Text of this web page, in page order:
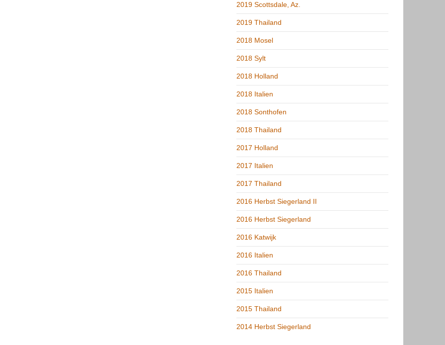
2019 Scottsdale, Az.
2019 Thailand
2018 Mosel
2018 Sylt
2018 Holland
2018 Italien
2018 Sonthofen
2018 Thailand
2017 Holland
2017 Italien
2017 Thailand
2016 Herbst Siegerland II
2016 Herbst Siegerland
2016 Katwijk
2016 Italien
2016 Thailand
2015 Italien
2015 Thailand
2014 Herbst Siegerland